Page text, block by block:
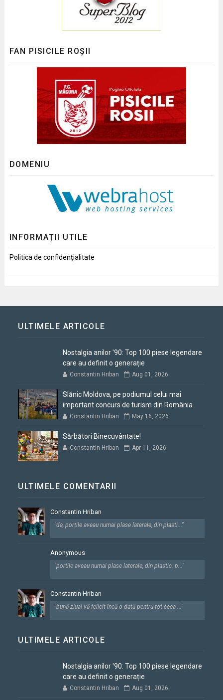
FAN PISICILE ROȘII
DOMENIU
INFORMAȚII UTILE
Politica de confidențialitate
ULTIMELE ARTICOLE
Nostalgia anilor '90: Top 100 piese legendare
care au definit o generație
Constantin Hriban Aug 01, 2026
Slănic Moldova, pe podiumul celui mai
important concurs de turism din România
Constantin Hriban May 16, 2026
Sărbători Binecuvântate!
Constantin Hriban Apr 11, 2026
ULTIMELE COMENTARII
Constantin Hriban
"da, porțile aveau numai plase laterale, din plasti..."
Anonymous
"portile aveau numai plase laterale, din plastic. p..."
Constantin Hriban
"bună ziua! vă felicit încă o dată pentru tot ceea ..."
ULTIMELE ARTICOLE
Nostalgia anilor '90: Top 100 piese legendare
care au definit o generație
Constantin Hriban Aug 01, 2026